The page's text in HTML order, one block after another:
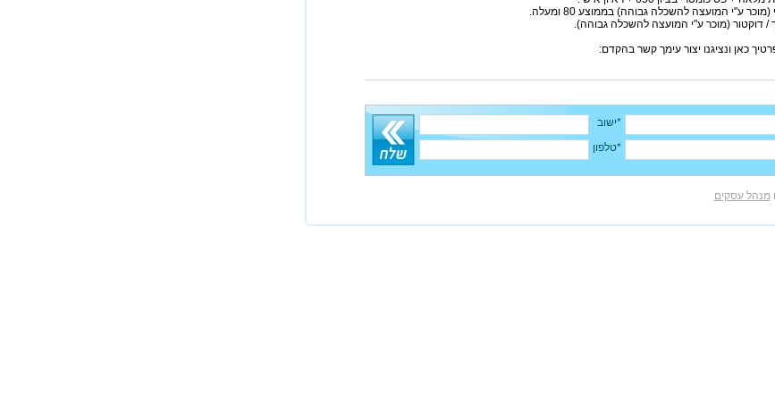
ע"י המועצה להשכלה גבוהה) בממוצע 80 ומעלה.
/ דוקטור (מוכר ע"י המועצה להשכלה גבוהה).
כאן ונציגנו יצור עימך קשר בהקדם:
*ישוב
*טלפון
מנהל עסקים